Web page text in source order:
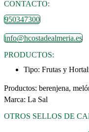
CONTACTO:
950347300
info@hcostadealmeria.es
PRODUCTOS:
Tipo: Frutas y
Productos: berenjena,
Marca: La Sal
OTROS SELLOS DE